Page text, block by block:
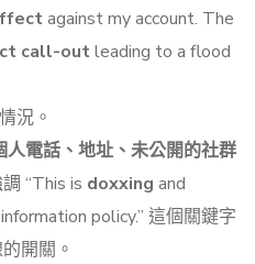
against my account. The
call-outleading to a flood
況。
人電話、地址、未公開的社群
“This is doxxing and
policy.” 這個關鍵字
開關。